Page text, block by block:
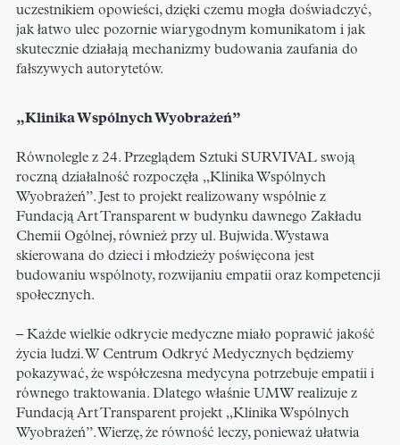
uczestnikiem opowieści, dzięki czemu mogła doświadczyć,
jak łatwo ulec pozornie wiarygodnym komunikatom i jak
skutecznie działają mechanizmy budowania zaufania do
fałszywych autorytetów.
„Klinika Wspólnych Wyobrażeń”
Równolegle z 24. Przeglądem Sztuki SURVIVAL swoją
roczną działalność rozpoczęła „Klinika Wspólnych
Wyobrażeń”. Jest to projekt realizowany wspólnie z
Fundacją Art Transparent w budynku dawnego Zakładu
Chemii Ogólnej, również przy ul. Bujwida. Wystawa
skierowana do dzieci i młodzieży poświęcona jest
budowaniu wspólnoty, rozwijaniu empatii oraz kompetencji
społecznych.
– Każde wielkie odkrycie medyczne miało poprawić jakość
życia ludzi. W Centrum Odkryć Medycznych będziemy
pokazywać, że współczesna medycyna potrzebuje empatii i
równego traktowania. Dlatego właśnie UMW realizuje z
Fundacją Art Transparent projekt „Klinika Wspólnych
Wyobrażeń”. Wierzę, że równość leczy, ponieważ ułatwia